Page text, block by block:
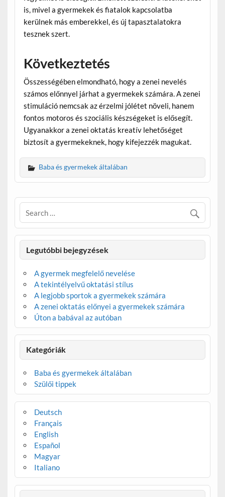
is, mivel a gyermekek és fiatalok kapcsolatba
kerülnek más emberekkel, és új tapasztalatokra
tesznek szert.
Következtetés
Összességében elmondható, hogy a zenei nevelés
számos előnnyel járhat a gyermekek számára. A zenei
stimuláció nemcsak az érzelmi jólétet növeli, hanem
fontos motoros és szociális készségeket is elősegít.
Ugyanakkor a zenei oktatás kreatív lehetőséget
biztosít a gyermekeknek, hogy kifejezzék magukat.
Baba és gyermekek általában
Legutóbbi bejegyzések
A gyermek megfelelő nevelése
A tekintélyelvű oktatási stílus
A legjobb sportok a gyermekek számára
A zenei oktatás előnyei a gyermekek számára
Úton a babával az autóban
Kategóriák
Baba és gyermekek általában
Szülői tippek
Deutsch
Français
English
Español
Magyar
Italiano